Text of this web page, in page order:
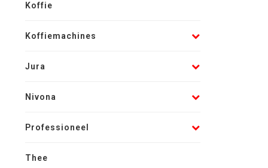
Koffie
Koffiemachines
Jura
Nivona
Professioneel
Thee